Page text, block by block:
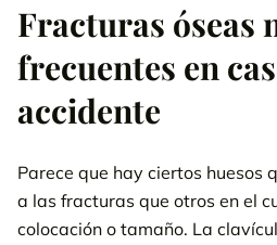
Fracturas óseas
frecuentes en
accidente
Parece que hay ciertos huesos
a las fracturas que otros en el
colocación o tamaño. La